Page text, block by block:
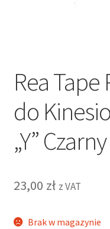
Rea
do
„Y” Czarny
23,00 zł z VAT
Brak w magazynie